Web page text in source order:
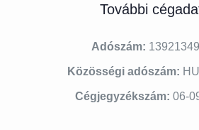
További
Adószám:
Közösségi adószám:
Cégjegyzékszám: 06-